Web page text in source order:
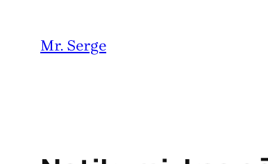
Mr. Serge